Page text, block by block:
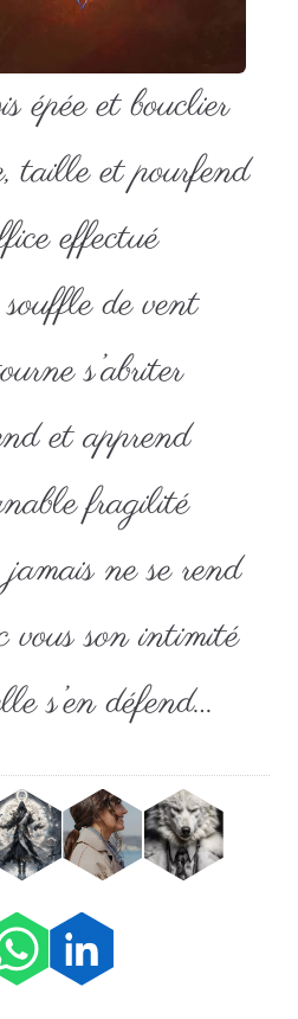
épée et bouclier
taille et pourfend
effectué
de vent
s’abriter
et apprend
fragilité
ne se rend
vous son intimité
s’en défend…